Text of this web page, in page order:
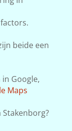
beide een
Google,
Maps